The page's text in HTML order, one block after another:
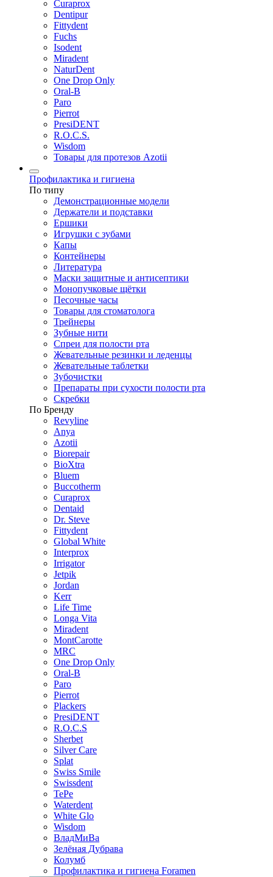
Curaprox
Dentipur
Fittydent
Fuchs
Isodent
Miradent
NaturDent
One Drop Only
Oral-B
Paro
Pierrot
PresiDENT
R.O.C.S.
Wisdom
Товары для протезов Azotii
Профилактика и гигиена
По типу
Демонстрационные модели
Держатели и подставки
Ершики
Игрушки с зубами
Капы
Контейнеры
Литература
Маски защитные и антисептики
Монопучковые щётки
Песочные часы
Товары для стоматолога
Трейнеры
Зубные нити
Спреи для полости рта
Жевательные резинки и леденцы
Жевательные таблетки
Зубочистки
Препараты при сухости полости рта
Скребки
По Бренду
Revyline
Anya
Azotii
Biorepair
BioXtra
Bluem
Buccotherm
Curaprox
Dentaid
Dr. Steve
Fittydent
Global White
Interprox
Irrigator
Jetpik
Jordan
Kerr
Life Time
Longa Vita
Miradent
MontCarotte
MRC
One Drop Only
Oral-B
Paro
Pierrot
Plackers
PresiDENT
R.O.C.S
Sherbet
Silver Care
Splat
Swiss Smile
Swissdent
TePe
Waterdent
White Glo
Wisdom
ВладМиВа
Зелёная Дубрава
Колумб
Профилактика и гигиена Foramen